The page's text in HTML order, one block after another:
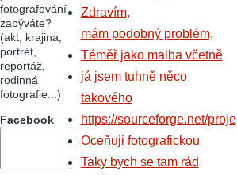
fotografování
zabýváte?
(akt, krajina,
portrét,
reportáž,
rodinná
fotografie...)
Facebook
Zdravím,
mám podobný problém,
Téměř jako malba včetně
já jsem tuhně něco
takového
https://sourceforge.net/proje
Oceňuji fotografickou
Taky bych se tam rád